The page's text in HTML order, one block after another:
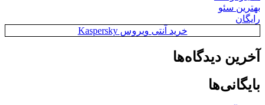
بهترین سئو
رایگان
خرید آنتی ویروس Kaspersky
آخرین دیدگاه‌ها
بایگانی‌ها